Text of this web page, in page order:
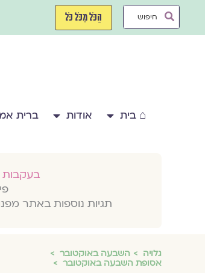
Search
הַכֹּל מִכֹּל כֹּל
⌂ בית אודות ברית
בעקבות ה-7
תגיות נוספות באתר
גלויה
השבעה באוקטובר
אסופת השבעה באוקטובר